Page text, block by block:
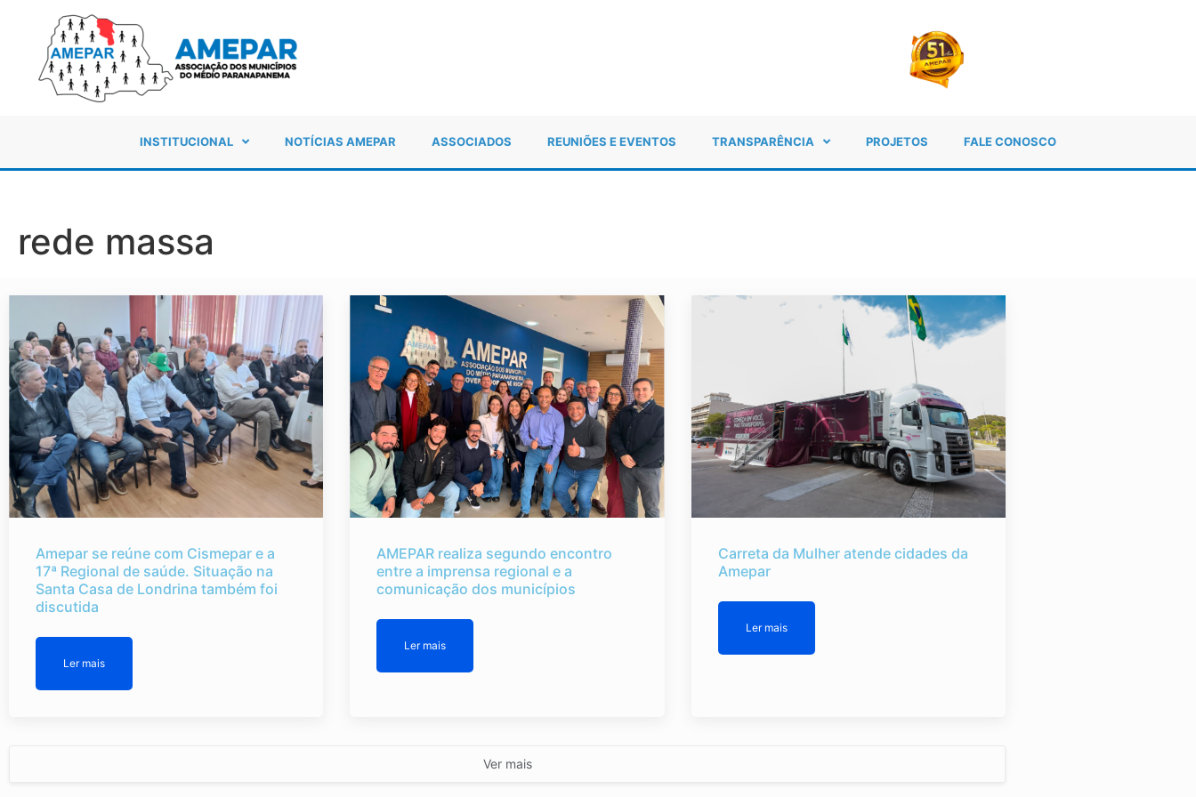
INSTITUCIONAL NOTÍCIAS AMEPAR ASSOCIADOS REUNIÕES E EVENTOS TRANSPARÊNCIA PROJETOS FALE CONOSCO
rede massa
Amepar se reúne com Cismepar e a
17ª Regional de saúde. Situação na
Santa Casa de Londrina também foi
discutida
Ler mais
AMEPAR realiza segundo encontro
entre a imprensa regional e a
comunicação dos municípios
Ler mais
Carreta da Mulher atende cidades da
Amepar
Ler mais
Ver mais